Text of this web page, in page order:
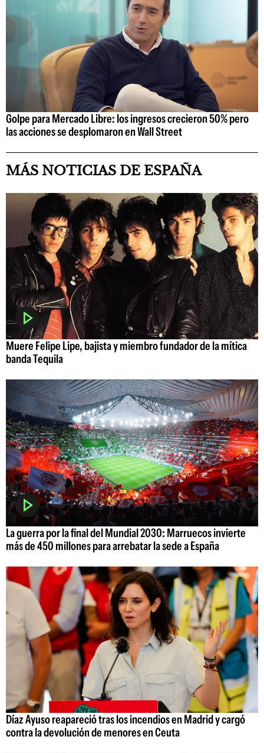
Golpe para Mercado Libre: los ingresos crecieron 50% pero
las acciones se desplomaron en Wall Street
MÁS NOTICIAS DE ESPAÑA
Muere Felipe Lipe, bajista y miembro fundador de la mítica
banda Tequila
La guerra por la final del Mundial 2030: Marruecos invierte
más de 450 millones para arrebatar la sede a España
Díaz Ayuso reapareció tras los incendios en Madrid y cargó
contra la devolución de menores en Ceuta